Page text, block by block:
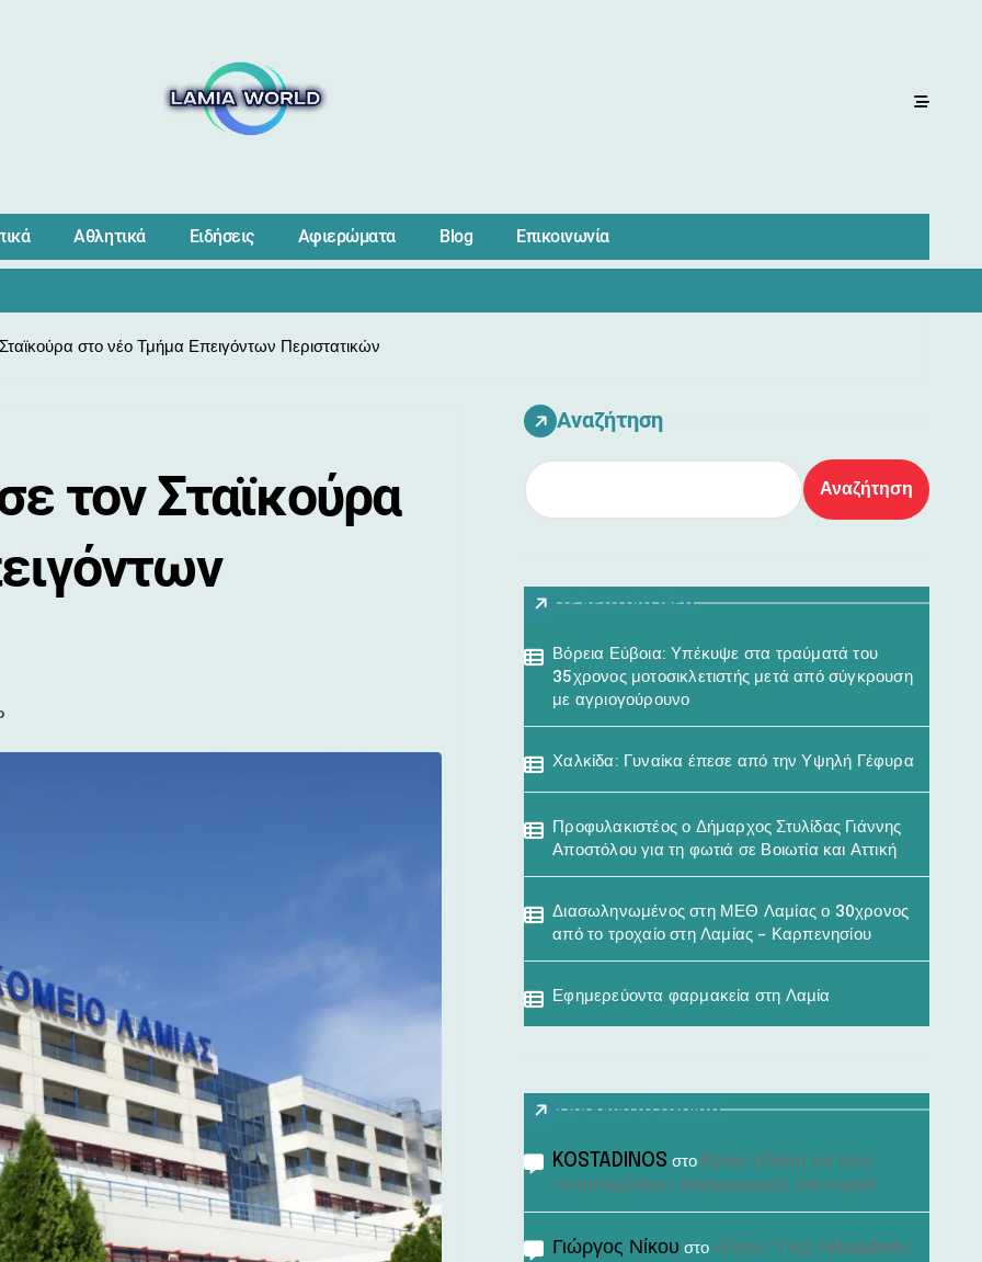
Αθλητικά Ειδήσεις Αφιερώματα Blog Επικοινωνία
στο νέο Τμήμα Επειγόντων Περιστατικών
τον Σταϊκούρα
Αναζήτηση
Αναζήτηση
Τελευταία Νέα
Βόρεια Εύβοια: Υπέκυψε στα τραύματά του
35χρονος μοτοσικλετιστής μετά από σύγκρουση
με αγριογούρουνο
Χαλκίδα: Γυναίκα έπεσε από την Υψηλή Γέφυρα
Προφυλακιστέος ο Δήμαρχος Στυλίδας Γιάννης
Αποστόλου για τη φωτιά σε Βοιωτία και Αττική
Διασωληνωμένος στη ΜΕΘ Λαμίας ο 30χρονος
από το τροχαίο στη Λαμίας – Καρπενησίου
Εφημερεύοντα φαρμακεία στη Λαμία
Πρόσφατα σχόλια
KOSTADINOS στο Βγήκε είδηση για τους
«τσιμπημένους» λογαριασμούς του νερού!
Γιώργος Νίκου στο «Εκτός Ύλης reloaded»: